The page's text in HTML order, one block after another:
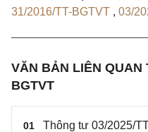
31/2016/TT-BGTVT , 03/
VĂN BẢN LIÊN QUAN
BGTVT
01
Thông tư 03/2025/